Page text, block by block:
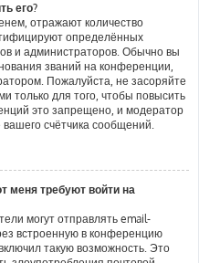
его?
отражают количество
определённых
и администраторов. Обычно вы
званий на конференции,
Пожалуйста, не засоряйте
для того, чтобы повысить
это запрещено, и модератор
счётчика сообщений.
меня требуют войти на
могут отправлять email-
встроенную в конференцию
такую возможность. Это